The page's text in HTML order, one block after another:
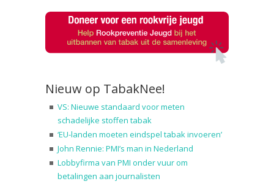
Nieuw op TabakNee!
VS: Nieuwe standaard voor meten
schadelijke stoffen tabak
‘EU-landen moeten eindspel tabak invoeren’
John Rennie: PMI’s man in Nederland
Lobbyfirma van PMI onder vuur om
betalingen aan journalisten